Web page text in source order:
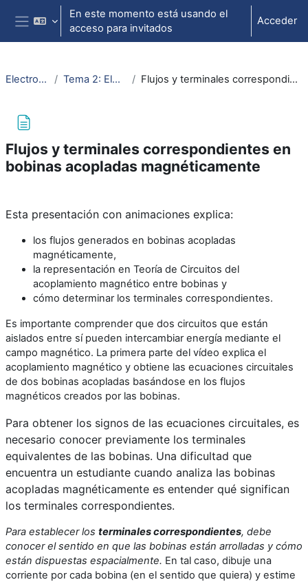
Salta al contenido principal
Panel lateral
En este momento está usando el
acceso para invitados
Acceder
ElectrotecniaAbierta Tema 2: Elementos de circuitos Flujos y terminales correspondientes en bobinas acopladas magnéticamente
Flujos y terminales correspondientes en
bobinas acopladas magnéticamente
Esta presentación con animaciones explica:
los flujos generados en bobinas acopladas
magnéticamente,
la representación en Teoría de Circuitos del
acoplamiento magnético entre bobinas y
cómo determinar los terminales correspondientes.
Es importante comprender que dos circuitos que están
aislados entre sí pueden intercambiar energía mediante el
campo magnético. La primera parte del vídeo explica el
acoplamiento magnético y obtiene las ecuaciones circuitales
de dos bobinas acopladas basándose en los flujos
magnéticos creados por las bobinas.
Para obtener los signos de las ecuaciones circuitales, es
necesario conocer previamente los terminales
equivalentes de las bobinas. Una dificultad que
encuentra un estudiante cuando analiza las bobinas
acopladas magnéticamente es entender qué significan
los terminales correspondientes.
Para establecer los terminales correspondientes, debe
conocer el sentido en que las bobinas están arrolladas y cómo
están dispuestas espacialmente. En tal caso, dibuje una
corriente por cada bobina (en el sentido que quiera) y estime